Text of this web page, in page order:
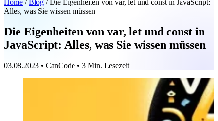
Home / Blog /
Die Eigenheiten von var, let und const in JavaScript:
Alles, was Sie wissen müssen
Die Eigenheiten von var, let und const in
JavaScript: Alles, was Sie wissen müssen
03.08.2023 • CanCode • 3 Min. Lesezeit